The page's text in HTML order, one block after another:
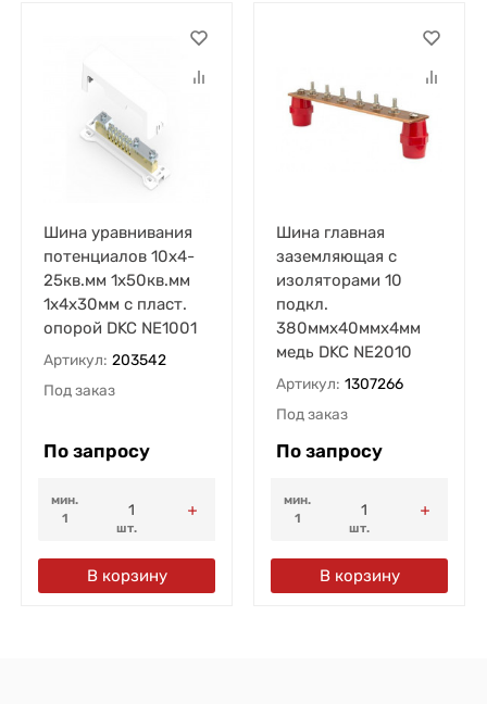
Шина уравнивания
потенциалов 10х4-
25кв.мм 1х50кв.мм
1х4х30мм с пласт.
опорой DKC NE1001
Артикул: 203542
Под заказ
По запросу
мин.
1
шт.
В корзину
Шина главная
заземляющая с
изоляторами 10
подкл.
380ммх40ммх4мм
медь DKC NE2010
Артикул: 1307266
Под заказ
По запросу
мин.
1
шт.
В корзину